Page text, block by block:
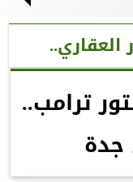
ترامب..
جدة